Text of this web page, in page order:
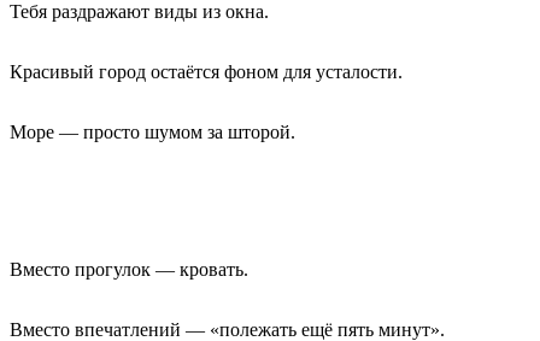
Тебя раздражают виды из окна.
Красивый город остаётся фоном для усталости.
Море — просто шумом за шторой.
Вместо прогулок — кровать.
Вместо впечатлений — «полежать ещё пять минут».